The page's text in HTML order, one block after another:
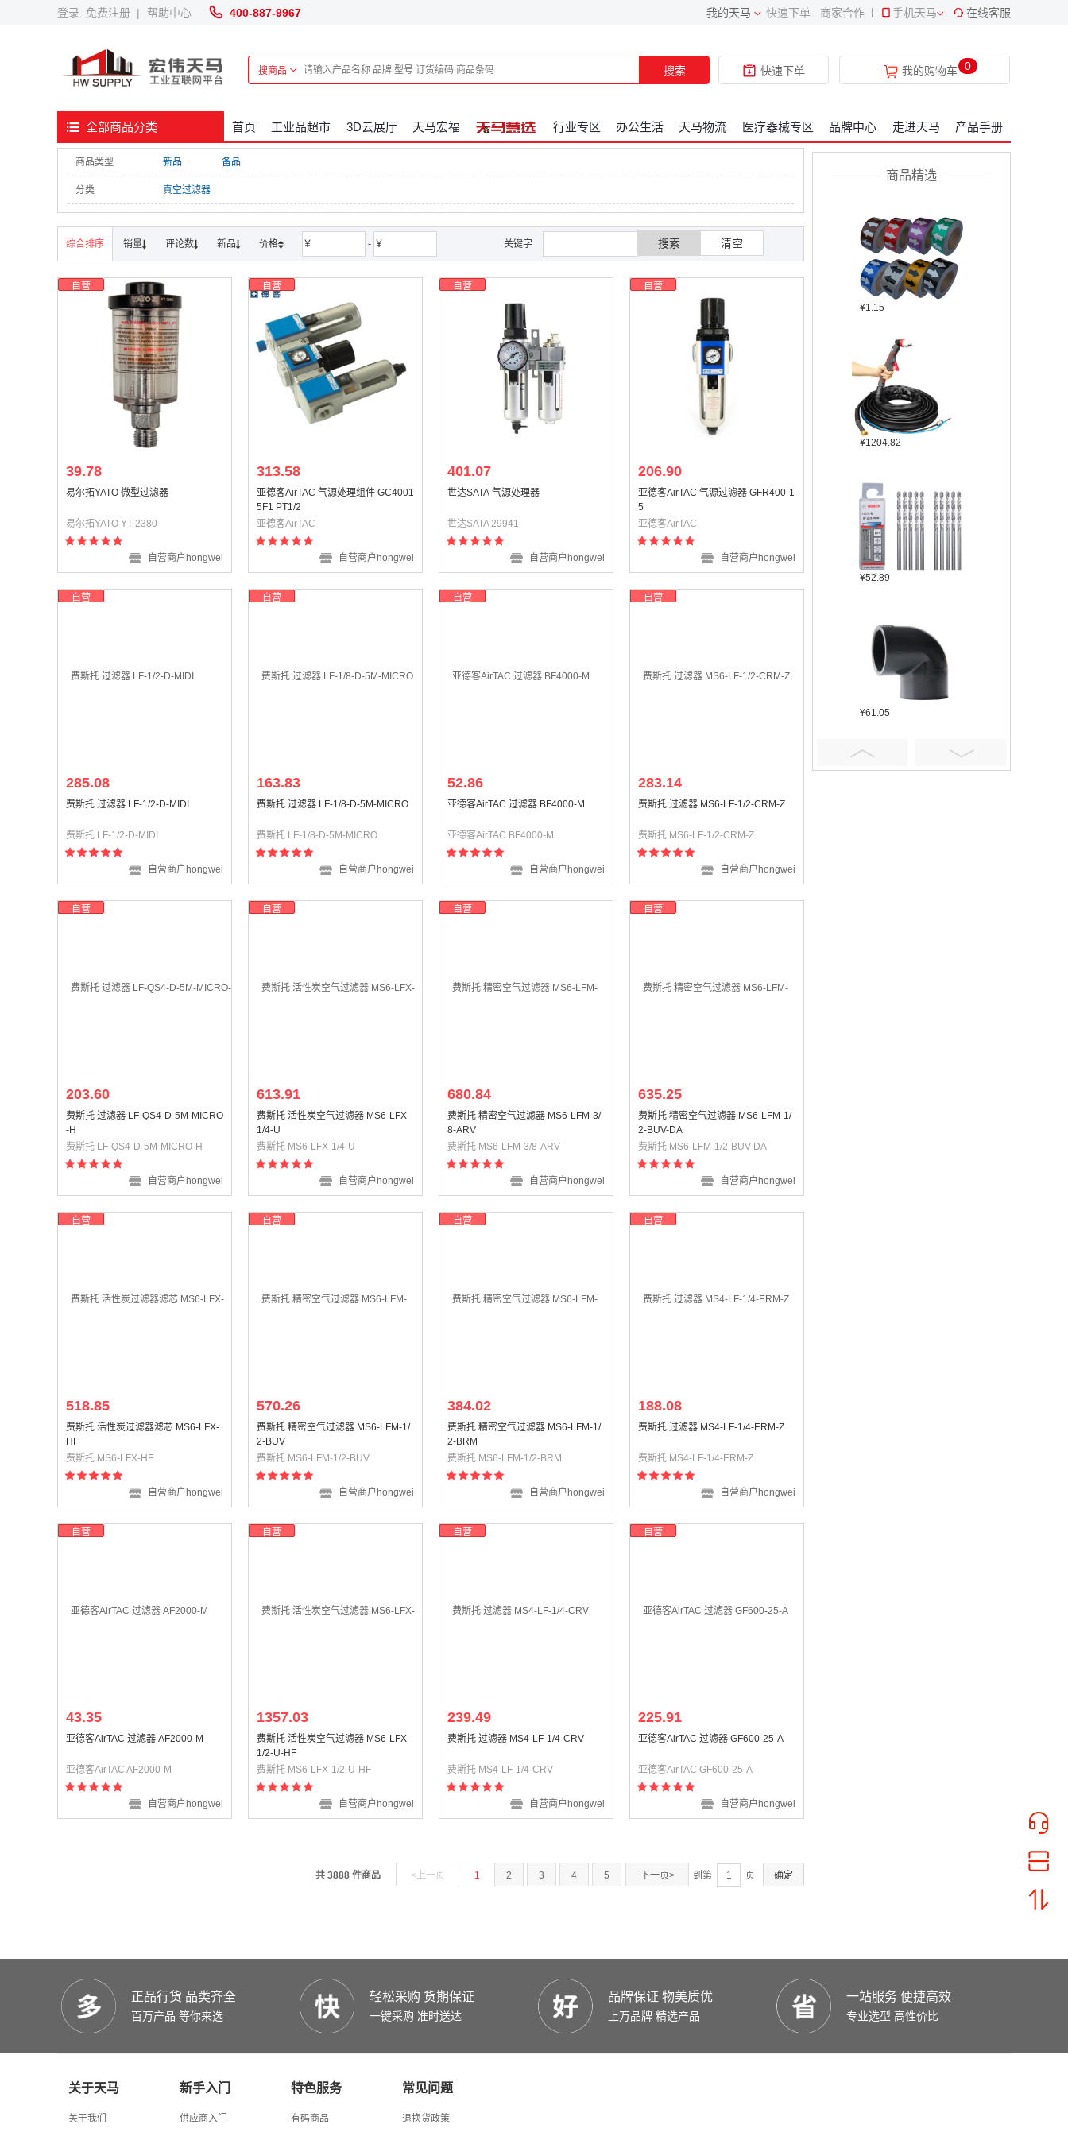
登录 免费注册 | 帮助中心 400-887-9967 在线客服
手机天马
商家合作
快速下单
我的天马
搜商品 搜索 快速下单 我的购物车 0
全部商品分类 首页 工业品超市 3D云展厅 天马宏福 行业专区 办公生活 天马物流 医疗器械专区 品牌中心 走进天马 产品手册
商品类型 新品 备品
分类 真空过滤器
综合排序 销量 评论数 新品 价格 ￥ - ￥ 关键字 搜索 清空
39.78
易尔拓YATO 微型过滤器
易尔拓YATO YT-2380
自营
自营商户hongwei
313.58
亚德客AirTAC 气源处理组件 GC4001
5F1 PT1/2
亚德客AirTAC
自营
自营商户hongwei
401.07
世达SATA 气源处理器
世达SATA 29941
自营
自营商户hongwei
206.90
亚德客AirTAC 气源过滤器 GFR400-1
5
亚德客AirTAC
自营
自营商户hongwei
285.08
费斯托 过滤器 LF-1/2-D-MIDI
费斯托 LF-1/2-D-MIDI
自营
自营商户hongwei
163.83
费斯托 过滤器 LF-1/8-D-5M-MICRO
费斯托 LF-1/8-D-5M-MICRO
自营
自营商户hongwei
52.86
亚德客AirTAC 过滤器 BF4000-M
亚德客AirTAC BF4000-M
自营
自营商户hongwei
283.14
费斯托 过滤器 MS6-LF-1/2-CRM-Z
费斯托 MS6-LF-1/2-CRM-Z
自营
自营商户hongwei
203.60
费斯托 过滤器 LF-QS4-D-5M-MICRO
-H
费斯托 LF-QS4-D-5M-MICRO-H
自营
自营商户hongwei
613.91
费斯托 活性炭空气过滤器 MS6-LFX-
1/4-U
费斯托 MS6-LFX-1/4-U
自营
自营商户hongwei
680.84
费斯托 精密空气过滤器 MS6-LFM-3/
8-ARV
费斯托 MS6-LFM-3/8-ARV
自营
自营商户hongwei
635.25
费斯托 精密空气过滤器 MS6-LFM-1/
2-BUV-DA
费斯托 MS6-LFM-1/2-BUV-DA
自营
自营商户hongwei
518.85
费斯托 活性炭过滤器滤芯 MS6-LFX-
HF
费斯托 MS6-LFX-HF
自营
自营商户hongwei
570.26
费斯托 精密空气过滤器 MS6-LFM-1/
2-BUV
费斯托 MS6-LFM-1/2-BUV
自营
自营商户hongwei
384.02
费斯托 精密空气过滤器 MS6-LFM-1/
2-BRM
费斯托 MS6-LFM-1/2-BRM
自营
自营商户hongwei
188.08
费斯托 过滤器 MS4-LF-1/4-ERM-Z
费斯托 MS4-LF-1/4-ERM-Z
自营
自营商户hongwei
43.35
亚德客AirTAC 过滤器 AF2000-M
亚德客AirTAC AF2000-M
自营
自营商户hongwei
1357.03
费斯托 活性炭空气过滤器 MS6-LFX-
1/2-U-HF
费斯托 MS6-LFX-1/2-U-HF
自营
自营商户hongwei
239.49
费斯托 过滤器 MS4-LF-1/4-CRV
费斯托 MS4-LF-1/4-CRV
自营
自营商户hongwei
225.91
亚德客AirTAC 过滤器 GF600-25-A
亚德客AirTAC GF600-25-A
自营
自营商户hongwei
共 3888 件商品 <上一页 1 2 3 4 5 下一页> 到第 页 确定
商品精选
¥2304.22
¥1.15
¥1204.82
¥52.89
¥61.05
正品行货 品类齐全
百万产品 等你来选
轻松采购 货期保证
一键采购 准时送达
品牌保证 物美质优
上万品牌 精选产品
一站服务 便捷高效
专业选型 高性价比
关于天马
关于我们
新手入门
供应商入门
特色服务
有码商品
常见问题
退换货政策